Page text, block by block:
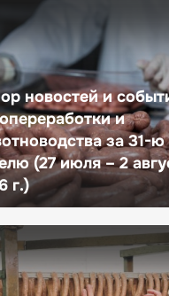
новостей и
и
за 31-ю
(27 июля – 2
г.)